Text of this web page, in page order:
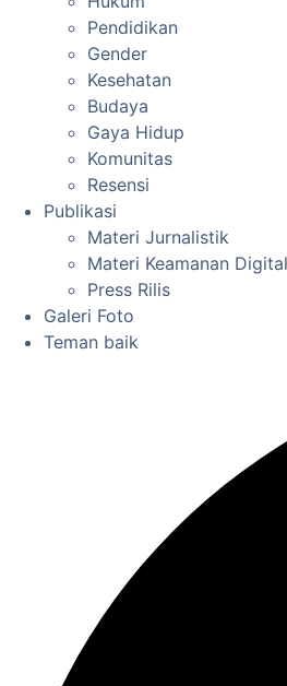
Pendidikan
Gender
Kesehatan
Budaya
Gaya Hidup
Komunitas
Resensi
Publikasi
Materi Jurnalistik
Materi Keamanan Digital
Press Rilis
Galeri Foto
Teman baik